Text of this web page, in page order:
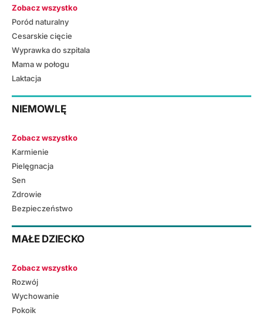
Zobacz wszystko
Poród naturalny
Cesarskie cięcie
Wyprawka do szpitala
Mama w połogu
Laktacja
NIEMOWLĘ
Zobacz wszystko
Karmienie
Pielęgnacja
Sen
Zdrowie
Bezpieczeństwo
MAŁE DZIECKO
Zobacz wszystko
Rozwój
Wychowanie
Pokoik